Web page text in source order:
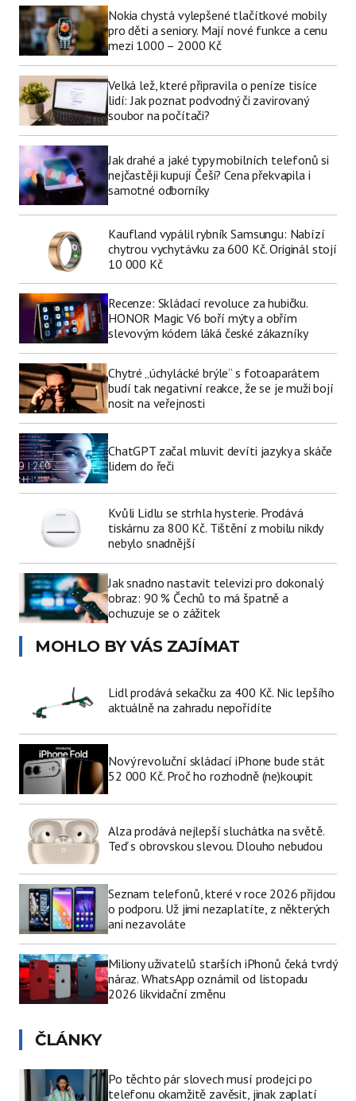
Nokia chystá vylepšené tlačítkové mobily
pro děti a seniory. Mají nové funkce a cenu
mezi 1000 – 2000 Kč
Velká lež, které připravila o peníze tisíce
lidí: Jak poznat podvodný či zavirovaný
soubor na počítači?
Jak drahé a jaké typy mobilních telefonů si
nejčastěji kupují Češi? Cena překvapila i
samotné odborníky
Kaufland vypálil rybník Samsungu: Nabízí
chytrou vychytávku za 600 Kč. Originál stojí
10 000 Kč
Recenze: Skládací revoluce za hubičku.
HONOR Magic V6 boří mýty a obřím
slevovým kódem láká české zákazníky
Chytré „úchylácké brýle“ s fotoaparátem
budí tak negativní reakce, že se je muži bojí
nosit na veřejnosti
ChatGPT začal mluvit devíti jazyky a skáče
lidem do řeči
Kvůli Lidlu se strhla hysterie. Prodává
tiskárnu za 800 Kč. Tištění z mobilu nikdy
nebylo snadnější
Jak snadno nastavit televizi pro dokonalý
obraz: 90 % Čechů to má špatně a
ochuzuje se o zážitek
MOHLO BY VÁS ZAJÍMAT
Lidl prodává sekačku za 400 Kč. Nic lepšího
aktuálně na zahradu nepořídíte
Nový revoluční skládací iPhone bude stát
52 000 Kč. Proč ho rozhodně (ne)koupit
Alza prodává nejlepší sluchátka na světě.
Teď s obrovskou slevou. Dlouho nebudou
Seznam telefonů, které v roce 2026 přijdou
o podporu. Už jimi nezaplatíte, z některých
ani nezavoláte
Miliony uživatelů starších iPhonů čeká tvrdý
náraz. WhatsApp oznámil od listopadu
2026 likvidační změnu
ČLÁNKY
Po těchto pár slovech musí prodejci po
telefonu okamžitě zavěsit, jinak zaplatí